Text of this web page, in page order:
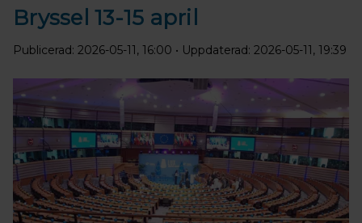
Bryssel 13-15 april
Publicerad: 2026-05-11, 16:00 • Uppdaterad: 2026-05-11, 19:39